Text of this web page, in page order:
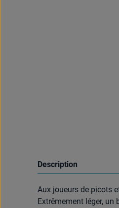
Description
Aux joueurs de picots
Extrêmement léger, un